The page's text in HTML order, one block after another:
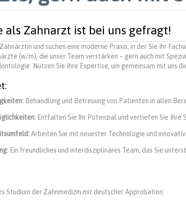
als Zahnarzt ist bei uns gefragt!
und suchen eine moderne Praxis, in der Sie Ihr
(w/m), die unser Team verstärken – gern auch mit
Nutzen Sie Ihre Expertise, um gemeinsam mit uns
Behandlung und Betreuung von Patienten in allen
Entfalten Sie Ihr Potenzial und vertiefen Sie Ihre
Arbeiten Sie mit neuester Technologie und
Ein freundliches und interdisziplinäres Team, das Sie
Studium der Zahnmedizin mit deutscher Approbation.